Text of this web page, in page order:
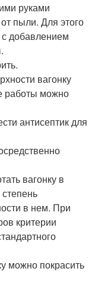
руками
пыли. Для этого
добавлением
вагонку
работы можно
антисептик для
вагонку в
в нем. При
критерии
можно покрасить